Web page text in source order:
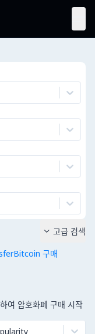
구매
 고급 검색
여 암호화폐 구매 시작